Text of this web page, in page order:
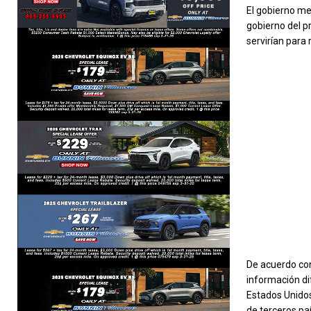
El gobierno
gobierno del
servirían para
De acuerdo
información
Estados